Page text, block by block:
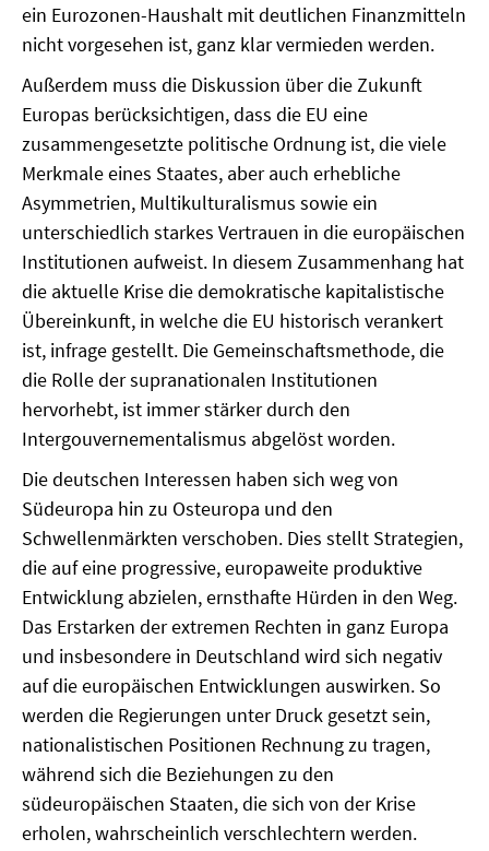
Über uns
Kontakt
Termine
Newsletter
Suche
Presse
Veröffentlichungen unserer Mitglieder
ein Eurozonen-Haushalt mit deutlichen Finanzmitteln
nicht vorgesehen ist, ganz klar vermieden werden.
Außerdem muss die Diskussion über die Zukunft
Europas berücksichtigen, dass die EU eine
zusammengesetzte politische Ordnung ist, die viele
Merkmale eines Staates, aber auch erhebliche
Asymmetrien, Multikulturalismus sowie ein
unterschiedlich starkes Vertrauen in die europäischen
Institutionen aufweist. In diesem Zusammenhang hat
die aktuelle Krise die demokratische kapitalistische
Übereinkunft, in welche die EU historisch verankert
ist, infrage gestellt. Die Gemeinschaftsmethode, die
die Rolle der supranationalen Institutionen
hervorhebt, ist immer stärker durch den
Intergouvernementalismus abgelöst worden.
Die deutschen Interessen haben sich weg von
Südeuropa hin zu Osteuropa und den
Schwellenmärkten verschoben. Dies stellt Strategien,
die auf eine progressive, europaweite produktive
Entwicklung abzielen, ernsthafte Hürden in den Weg.
Das Erstarken der extremen Rechten in ganz Europa
und insbesondere in Deutschland wird sich negativ
auf die europäischen Entwicklungen auswirken. So
werden die Regierungen unter Druck gesetzt sein,
nationalistischen Positionen Rechnung zu tragen,
während sich die Beziehungen zu den
südeuropäischen Staaten, die sich von der Krise
erholen, wahrscheinlich verschlechtern werden.